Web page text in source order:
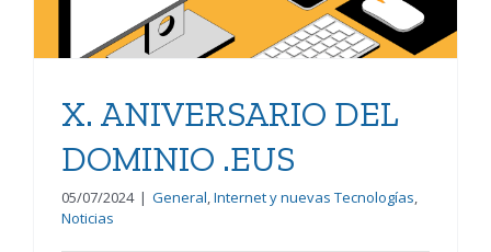
X. ANIVERSARIO DEL
DOMINIO .EUS
05/07/2024 | General,Internet y nuevas Tecnologías,
Noticias